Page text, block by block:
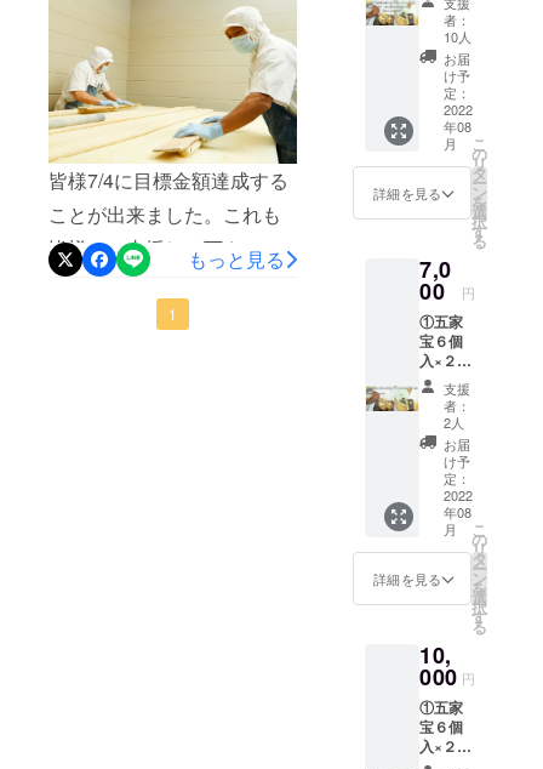
日: 不定休所在地:〒150-
0002 東京都渋谷区渋谷1丁
目14番11号小林ビル1階 HP
皆様7/4に目標金額達成する
ことが出来ました。これも
皆様にご支援して下さった
おかげです。本と感謝しま
す。それと、この日は私の
もっと見る
1
和三盆
糖、お
こし種
（水
飴、砂
糖）、
食塩 ６
個入り
約6ｇ）
栄養成
たり(推
定値) エ
ネル
ギー
19kcal
たん
ぱく質
0.39g
脂質
0.26g
炭水化
物4g
食塩相
当量
玉 賞
味期限
（大豆
を含
む、国
内製
造）、
水飴、
家宝
賞味期
限30日
原材
料：麦
芽水飴
（国内
造）、
甜菜
を含
む）、
和三盆
糖、お
こし種
（水
飴、砂
糖）、
食塩 ６
個入り
（１個
約6ｇ）
栄養成
分表示
１個当
定値) エ
ネル
たん
ぱく質
0.39g
脂質
0.26g
炭水化
時間)が
受けら
れま
す。＊
最高２
０人ま
で受け
られま
す。 日
程はプ
商品が
届く日
ご案内
させて
いただ
ききま
す。 今
回のプ
ロジェ
クトの
五家宝
に使わ
れるき
な粉を
含む、
５種類
家宝と
一緒に
事前お
送りし
ます。
ワーク
ぼり
×2 ス
トー
リーチ
ラシA4
１枚）
×10個
おまけ
に きな
こ玉１
８個入
便にて
お送り
させて
いただ
きま
す。送
料込み
です。
＊おま
け、ゴ
カボー
ギフ
ト、
トー
キョー
キナコ
ロンの
トの鹿
島パラ
さんの
ではあ
りませ
者：
10人
お届
け予
定：
2022
年08
月
詳細を見る
こ
の
リ
タ
ー
ン
を
選
択
す
る
7,0
00 円
①五家
宝６個
入×２袋
（おし
ぼり
×2 ス
トー
リーチ
ラシA4
１枚）
×10個
おまけ
に きな
こ玉１
８個入
ごギフ
ト×1
セット
③キナ
コロン
ギフト1
支援
者：
2人
お届
け予
定：
2022
年08
月
詳細を見る
こ
の
リ
タ
ー
ン
を
選
択
す
る
10,
000 円
①五家
宝６個
入×２袋